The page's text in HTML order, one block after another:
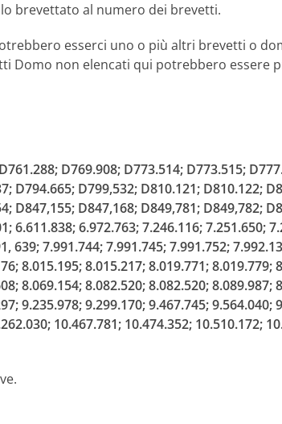
brevettato al numero dei brevetti.
esserci uno o più altri brevetti o
non elencati qui potrebbero essere
D769.908; D773.514; D773.515;
D794.665; D799,532; D810.121; D810.122;
D847,155; D847,168; D849,781; D849,782;
6.611.838; 6.972.763; 7.246.116; 7.251.650;
639; 7.991.744; 7.991.745; 7.991.752;
8.015.195; 8.015.217; 8.019.771; 8.019.779;
8.069.154; 8.082.520; 8.082.520; 8.089.987;
9.235.978; 9.299.170; 9.467.745; 9.564.040;
10.467.781; 10.474.352; 10.510.172;